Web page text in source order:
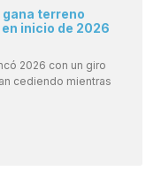
terreno
inicio de 2026
2026 con un giro
cediendo mientras